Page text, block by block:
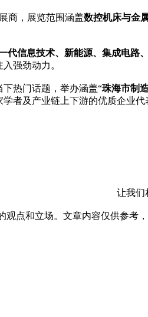
商，展览范围涵盖数控机床与金
代信息技术、新能源、集成电路
强劲动力。
热门话题，举办涵盖“珠海市制
者及产业链上下游的优质企业
让我们相
点和立场。文章内容仅供参考